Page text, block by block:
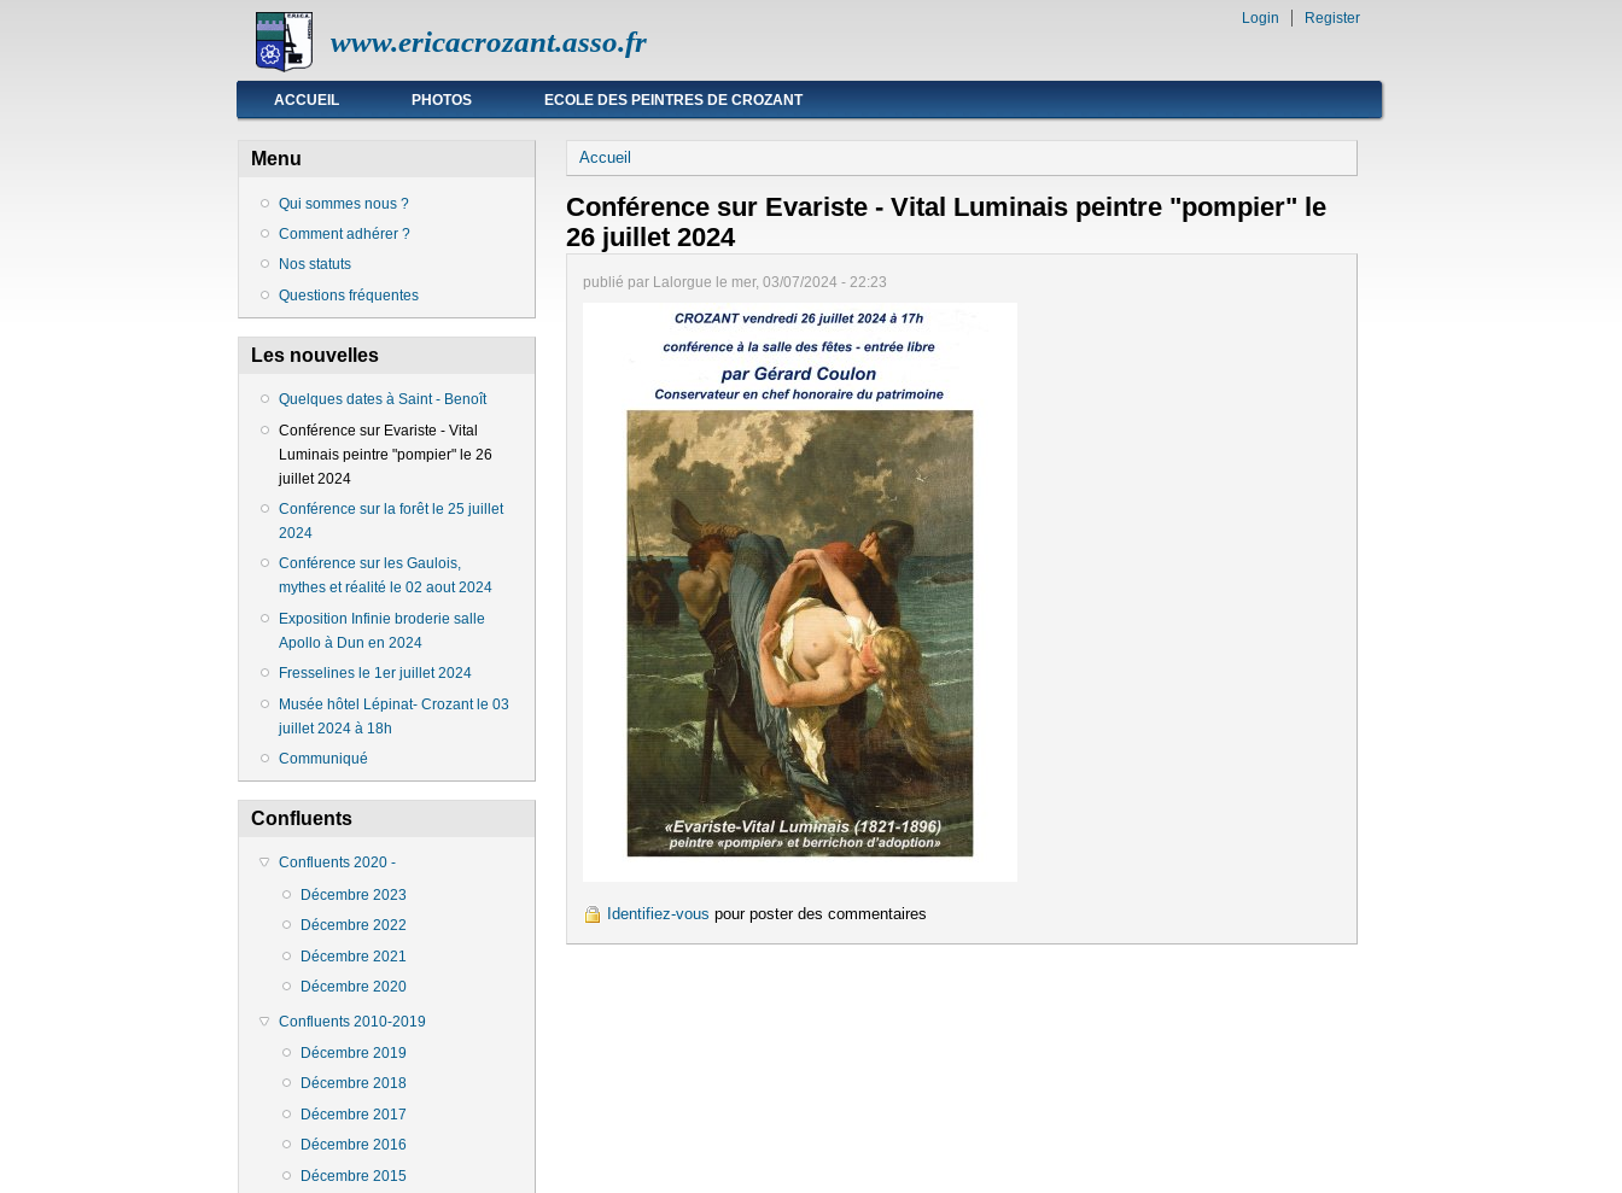
www.ericacrozant.asso.fr
Login Register
Menu principal
ACCUEIL PHOTOS ECOLE DES PEINTRES DE CROZANT
Menu
Qui sommes nous ?
Comment adhérer ?
Nos statuts
Questions fréquentes
Les nouvelles
Quelques dates à Saint - Benoît
Conférence sur Evariste - Vital
Luminais peintre "pompier" le 26
juillet 2024
Conférence sur la forêt le 25 juillet
2024
Conférence sur les Gaulois,
mythes et réalité le 02 aout 2024
Exposition Infinie broderie salle
Apollo à Dun en 2024
Fresselines le 1er juillet 2024
Musée hôtel Lépinat- Crozant le 03
juillet 2024 à 18h
Communiqué
Confluents
Confluents 2020 -
Décembre 2023
Décembre 2022
Décembre 2021
Décembre 2020
Confluents 2010-2019
Décembre 2019
Décembre 2018
Décembre 2017
Décembre 2016
Décembre 2015
Vous êtes ici
Accueil
Conférence sur Evariste - Vital Luminais peintre "pompier" le
26 juillet 2024
publié par Lalorgue le mer, 03/07/2024 - 22:23
Identifiez-vous pour poster des commentaires